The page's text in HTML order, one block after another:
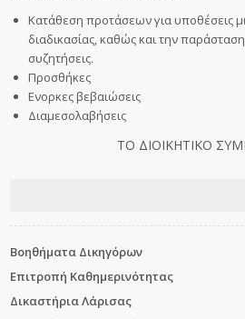
Κατάθεση προτάσεων για υποθέσεις
διαδικασίας, καθώς και την παράσταση
συζητήσεις.
Προσθήκες
Ενορκες βεβαιώσεις
Διαμεσολαβήσεις
ΤΟ ΔΙΟΙΚΗΤΙΚΟ
Βοηθήματα Δικηγόρων
Επιτροπή Καθημερινότητας
Δικαστήρια Λάρισας